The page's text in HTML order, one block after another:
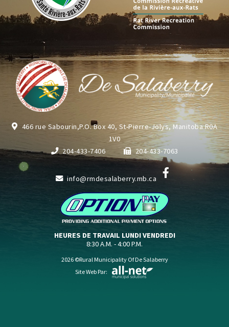
466 rue Sabourin,P.O. Box 40, St-Pierre-Jolys, Manitoba R0A
1V0
204-433-7406
204-433-7063
info@rmdesalaberry.mb.ca
HEURES DE TRAVAIL LUNDI VENDREDI
8:30 A.M. - 4:00 P.M.
2026 ©Rural Municipality Of De Salaberry
Site Web Par: